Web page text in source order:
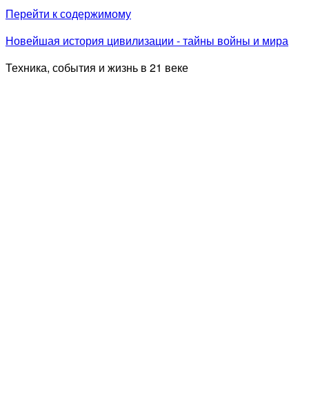
Перейти к содержимому
Новейшая история цивилизации - тайны войны и мира
Техника, события и жизнь в 21 веке